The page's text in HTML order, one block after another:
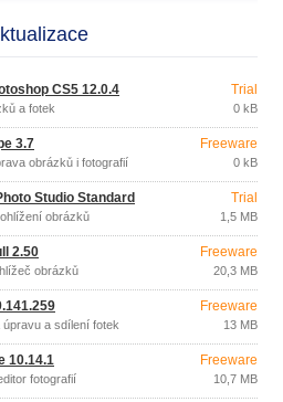
CS5 12.0.4
a fotek
Trial
0 kB
3.7
obrázků i fotografií
Freeware
0 kB
Studio Standard
obrázků
Trial
1,5 MB
2.50
obrázků
Freeware
20,3 MB
úpravu a sdílení fotek
Freeware
13 MB
10.14.1
fotografií
Freeware
10,7 MB